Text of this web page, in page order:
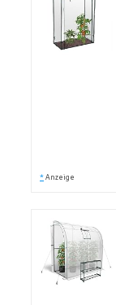
* Anzeige